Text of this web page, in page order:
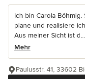
Ich bin Carola
plane und realisiere
Aus meiner Sicht ist d...
Mehr
Paulusstr. 41, 33602